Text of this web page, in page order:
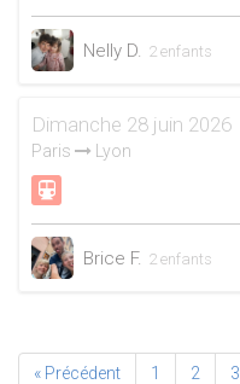
Nelly D. 2 enfants
Dimanche 28 juin 2026
Paris Lyon
Brice F. 2 enfants
« Précédent 1 2 3